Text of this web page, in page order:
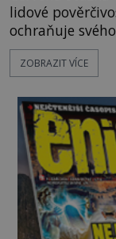
lidové
ochraňuje
která může
nenápadným
nebo Leonarda DiCapria. Na
židovských
ZOBRAZIT VÍCE